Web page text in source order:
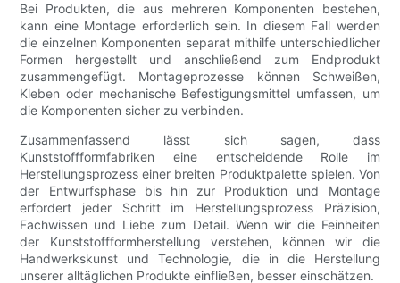
Bei Produkten, die aus mehreren Komponenten bestehen,
kann eine Montage erforderlich sein. In diesem Fall werden
die einzelnen Komponenten separat mithilfe unterschiedlicher
Formen hergestellt und anschließend zum Endprodukt
zusammengefügt. Montageprozesse können Schweißen,
Kleben oder mechanische Befestigungsmittel umfassen, um
die Komponenten sicher zu verbinden.
Zusammenfassend lässt sich sagen, dass
Kunststoffformfabriken eine entscheidende Rolle im
Herstellungsprozess einer breiten Produktpalette spielen. Von
der Entwurfsphase bis hin zur Produktion und Montage
erfordert jeder Schritt im Herstellungsprozess Präzision,
Fachwissen und Liebe zum Detail. Wenn wir die Feinheiten
der Kunststoffformherstellung verstehen, können wir die
Handwerkskunst und Technologie, die in die Herstellung
unserer alltäglichen Produkte einfließen, besser einschätzen.